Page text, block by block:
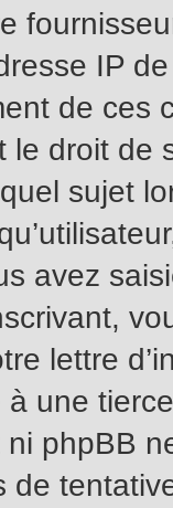
IP
de
le droit de
sujet
avez
lettre
une
ni phpBB
de